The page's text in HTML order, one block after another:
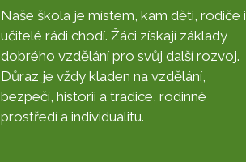
Naše škola je místem, kam děti, rodiče i
učitelé rádi chodí. Žáci získají základy
dobrého vzdělání pro svůj další rozvoj.
Důraz je vždy kladen na vzdělání,
bezpečí, historii a tradice, rodinné
prostředí a individualitu.